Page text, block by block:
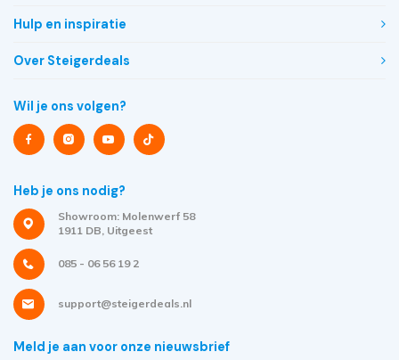
Hulp en inspiratie
Over Steigerdeals
Wil je ons volgen?
Heb je ons nodig?
Showroom: Molenwerf 58
1911 DB, Uitgeest
085 - 06 56 19 2
support@steigerdeals.nl
Meld je aan voor onze nieuwsbrief